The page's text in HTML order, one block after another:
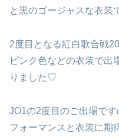
と黒のゴージャスな衣装
2度目となる紅白歌合戦
ピンク色などの衣装で出
りました♡
JO1の2度目のご出場で
フォーマンスと衣装に期